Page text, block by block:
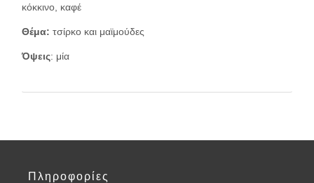
κόκκινο, καφέ
Θέμα: τσίρκο και μαϊμούδες
Όψεις: μία
Πληροφορίες